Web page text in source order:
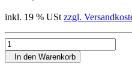
inkl. 19 % USt zzgl.
In den Warenkorb